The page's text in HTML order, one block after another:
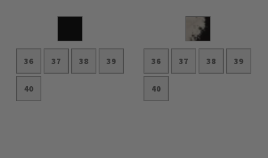
36 37 38 39
40
36 37 38 39
40